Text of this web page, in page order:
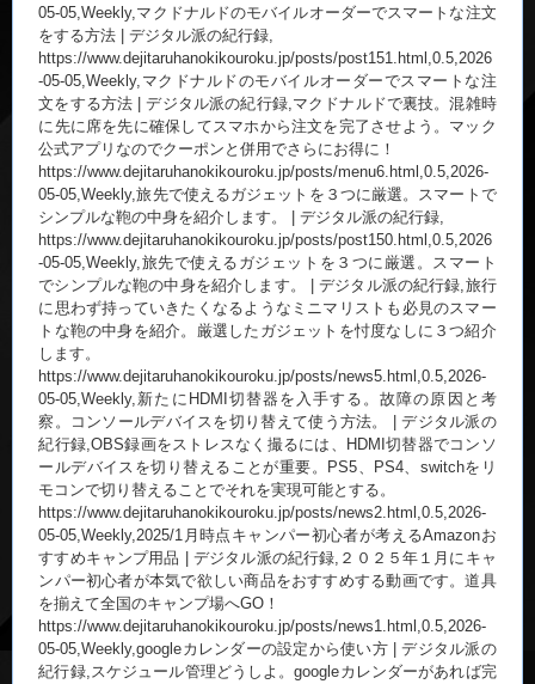
05-05,Weekly,マクドナルドのモバイルオーダーでスマートな注文
をする方法 | デジタル派の紀行録,
https://www.dejitaruhanokikouroku.jp/posts/post151.html,0.5,2026
-05-05,Weekly,マクドナルドのモバイルオーダーでスマートな注
文をする方法 | デジタル派の紀行録,マクドナルドで裏技。混雑時
に先に席を先に確保してスマホから注文を完了させよう。マック
公式アプリなのでクーポンと併用でさらにお得に！
https://www.dejitaruhanokikouroku.jp/posts/menu6.html,0.5,2026-
05-05,Weekly,旅先で使えるガジェットを３つに厳選。スマートで
シンプルな鞄の中身を紹介します。 | デジタル派の紀行録,
https://www.dejitaruhanokikouroku.jp/posts/post150.html,0.5,2026
-05-05,Weekly,旅先で使えるガジェットを３つに厳選。スマート
でシンプルな鞄の中身を紹介します。 | デジタル派の紀行録,旅行
に思わず持っていきたくなるようなミニマリストも必見のスマー
トな鞄の中身を紹介。厳選したガジェットを忖度なしに３つ紹介
します。
https://www.dejitaruhanokikouroku.jp/posts/news5.html,0.5,2026-
05-05,Weekly,新たにHDMI切替器を入手する。故障の原因と考
察。コンソールデバイスを切り替えて使う方法。 | デジタル派の
紀行録,OBS録画をストレスなく撮るには、HDMI切替器でコンソ
ールデバイスを切り替えることが重要。PS5、PS4、switchをリ
モコンで切り替えることでそれを実現可能とする。
https://www.dejitaruhanokikouroku.jp/posts/news2.html,0.5,2026-
05-05,Weekly,2025/1月時点キャンパー初心者が考えるAmazonお
すすめキャンプ用品 | デジタル派の紀行録,２０２５年１月にキャ
ンパー初心者が本気で欲しい商品をおすすめする動画です。道具
を揃えて全国のキャンプ場へGO！
https://www.dejitaruhanokikouroku.jp/posts/news1.html,0.5,2026-
05-05,Weekly,googleカレンダーの設定から使い方 | デジタル派の
紀行録,スケジュール管理どうしよ。googleカレンダーがあれば完